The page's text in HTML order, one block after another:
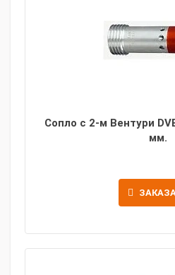
Сопло с 2-м Вентури
мм.